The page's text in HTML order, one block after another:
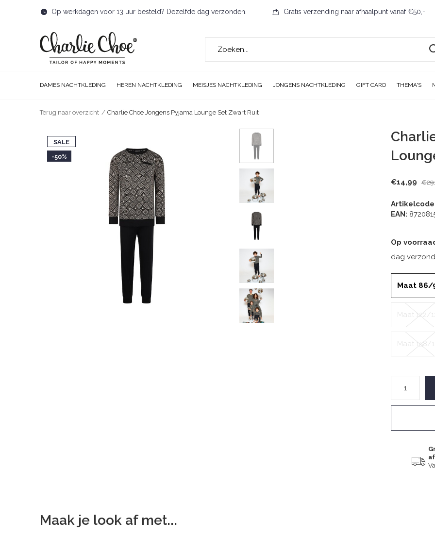
DAMES NACHTKLEDING HEREN NACHTKLEDING MEISJES NACHTKLEDING JONGENS NACHTKLEDING GIFT CARD THEMA'S
Op werkdagen voor 13 uur besteld? Dezelfde dag verzonden. Gratis verzending naar afhaalpunt vanaf €50,-
Terug naar overzicht Charlie Choe Jongens Pyjama Lounge Set Zwart Ruit
SALE
-50%
€14,99
EAN:
Op
dag
Maat 86/
Maat 122/
Maat 158/
Maak je look af met...